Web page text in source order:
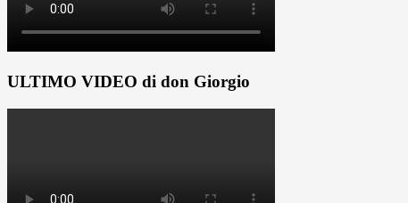
ULTIMO VIDEO di don Giorgio